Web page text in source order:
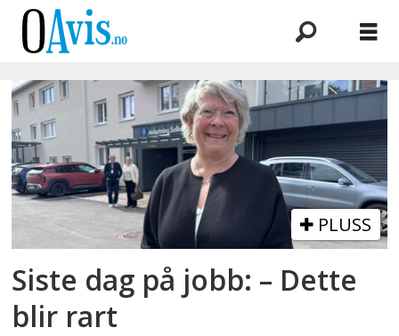
Emne:
kommunedirektør
PLUSS
Siste dag på jobb: – Dette
blir rart